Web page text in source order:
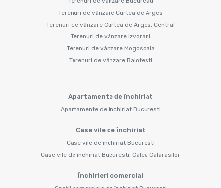
Terenuri de vânzare Curtea de Arges
Terenuri de vânzare Curtea de Arges, Central
Terenuri de vânzare Izvorani
Terenuri de vânzare Mogosoaia
Terenuri de vânzare Balotesti
Apartamente de închiriat
Apartamente de închiriat Bucuresti
Case vile de închiriat
Case vile de închiriat Bucuresti
Case vile de închiriat Bucuresti, Calea Calarasilor
Închirieri comercial